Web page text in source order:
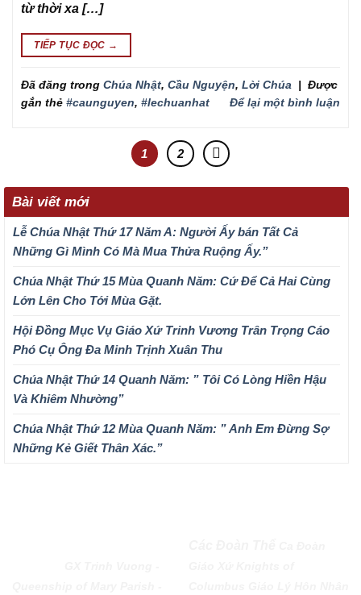
từ thời xa […]
TIẾP TỤC ĐỌC →
Đã đăng trong Chúa Nhật, Cầu Nguyện, Lời Chúa | Được
gắn thẻ #caunguyen, #lechuanhat Để lại một bình luận
1 2
Bài viết mới
Lễ Chúa Nhật Thứ 17 Năm A: Người Ấy bán Tất Cả
Những Gì Mình Có Mà Mua Thửa Ruộng Ấy.”
Chúa Nhật Thứ 15 Mùa Quanh Năm: Cứ Để Cả Hai Cùng
Lớn Lên Cho Tới Mùa Gặt.
Hội Đồng Mục Vụ Giáo Xứ Trinh Vương Trân Trọng Cáo
Phó Cụ Ông Đa Minh Trịnh Xuân Thu
Chúa Nhật Thứ 14 Quanh Năm: ” Tôi Có Lòng Hiền Hậu
Và Khiêm Nhường”
Chúa Nhật Thứ 12 Mùa Quanh Năm: ” Anh Em Đừng Sợ
Những Kẻ Giết Thân Xác.”